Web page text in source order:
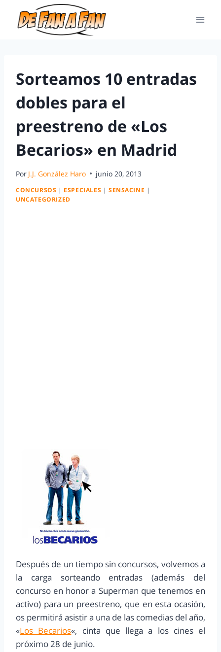
Sorteamos 10 entradas
dobles para el
preestreno de «Los
Becarios» en Madrid
Por J.J. González Haro junio 20, 2013
CONCURSOS | ESPECIALES | SENSACINE |
UNCATEGORIZED
Después de un tiempo sin concursos, volvemos a
la carga sorteando entradas (además del
concurso en honor a Superman que tenemos en
activo) para un preestreno, que en esta ocasión,
os permitirá asistir a una de las comedias del año,
«Los Becarios«, cinta que llega a los cines el
próximo 28 de junio.